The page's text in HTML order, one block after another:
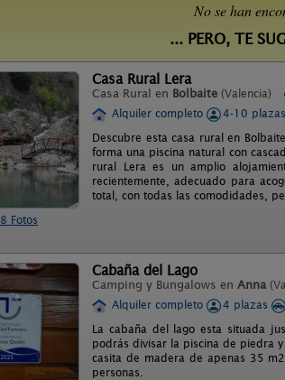
No se han
... PERO, TE
8 Fotos
Casa Rural Lera
Casa Rural en Bolbaite (Valencia)
Alquiler completo
4-10 plazas
Descubre esta casa rural en
forma una piscina natural con
rural Lera es un amplio
recientemente, adecuado para
total, con todas las comodidades,
Cabaña del Lago
Camping y Bungalows en Anna
Alquiler completo
4 plazas
La cabaña del lago esta situada
podrás divisar la piscina de piedra
casita de madera de apenas 35
personas.